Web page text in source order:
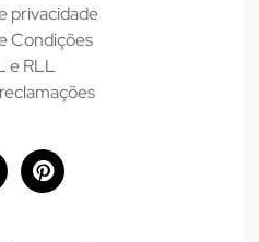
privacidade
Condições
e RLL